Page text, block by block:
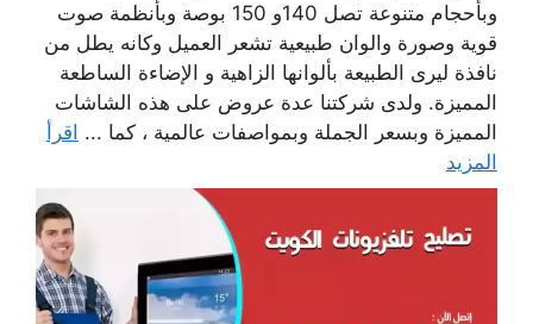
وبأحجام متنوعة تصل 140و 150 بوصة وبأنظمة صوت
قوية وصورة والوان طبيعية تشعر العميل وكانه يطل من
نافذة ليرى الطبيعة بألوانها الزاهية و الإضاءة الساطعة
المميزة. ولدى شركتنا عدة عروض على هذه الشاشات
المميزة وبسعر الجملة وبمواصفات عالمية ، كما ... اقرأ
المزيد